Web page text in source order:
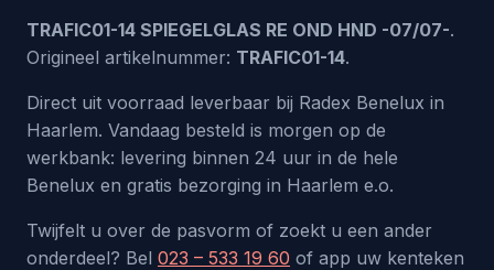
TRAFIC01-14 SPIEGELGLAS RE OND HND -07/07-.
Origineel artikelnummer: TRAFIC01-14.
Direct uit voorraad leverbaar bij Radex Benelux in
Haarlem. Vandaag besteld is morgen op de
werkbank: levering binnen 24 uur in de hele
Benelux en gratis bezorging in Haarlem e.o.
Twijfelt u over de pasvorm of zoekt u een ander
onderdeel? Bel 023 – 533 19 60 of app uw kenteken